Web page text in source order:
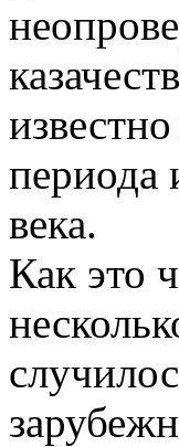
периода
века.
Как это